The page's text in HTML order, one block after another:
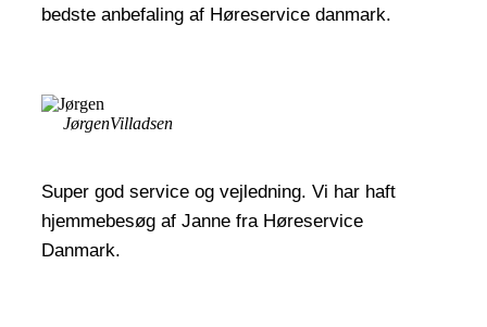
bedste anbefaling af Høreservice danmark.
JørgenVilladsen
Super god service og vejledning. Vi har haft
hjemmebesøg af Janne fra Høreservice
Danmark.